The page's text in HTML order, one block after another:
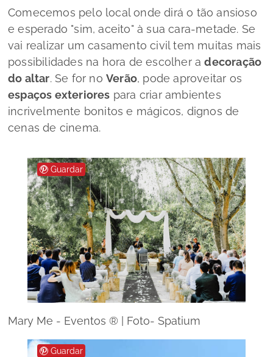
Comecemos pelo local onde dirá o tão ansioso
e esperado "sim, aceito" à sua cara-metade. Se
vai realizar um casamento civil tem muitas mais
possibilidades na hora de escolher adecoração
do altar. Se for noVerão, pode aproveitar os
espaços exteriores para criar ambientes
incrivelmente bonitos e mágicos, dignos de
cenas de cinema.
Guardar
Mary Me - Eventos ® | Foto- Spatium
Guardar